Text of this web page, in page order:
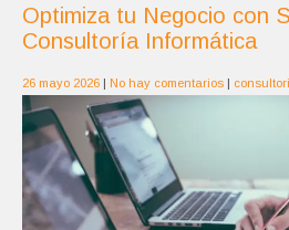
Optimiza tu Negocio con
Consultoría Informática
26 mayo 2026 | No hay comentarios |